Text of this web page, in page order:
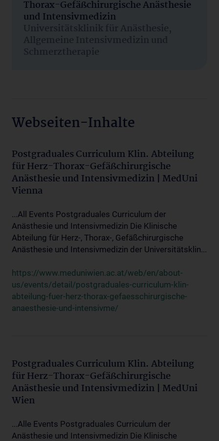
Thorax-Gefäßchirurgische Anästhesie
und Intensivmedizin
Universitätsklinik für Anästhesie,
Allgemeine Intensivmedizin und
Schmerztherapie
Webseiten-Inhalte
Postgraduales Curriculum Klin. Abteilung
für Herz-Thorax-Gefäßchirurgische
Anästhesie und Intensivmedizin | MedUni
Vienna
...All Events Postgraduales Curriculum der
Anästhesie und Intensivmedizin Die Klinische
Abteilung für Herz-, Thorax-, Gefäßchirurgische
Anästhesie und Intensivmedizin der Universitätsklin...
https://www.meduniwien.ac.at/web/en/about-
us/events/detail/postgraduales-curriculum-klin-
abteilung-fuer-herz-thorax-gefaesschirurgische-
anaesthesie-und-intensivme/
Postgraduales Curriculum Klin. Abteilung
für Herz-Thorax-Gefäßchirurgische
Anästhesie und Intensivmedizin | MedUni
Wien
...Alle Events Postgraduales Curriculum der
Anästhesie und Intensivmedizin Die Klinische